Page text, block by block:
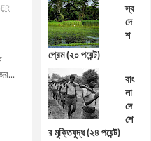
স্ব
দে
শ
প্রেম (২০ পয়েন্ট)
বাং
লা
দে
শে
র মুক্তিযুদ্ধ (২৪ পয়েন্ট)